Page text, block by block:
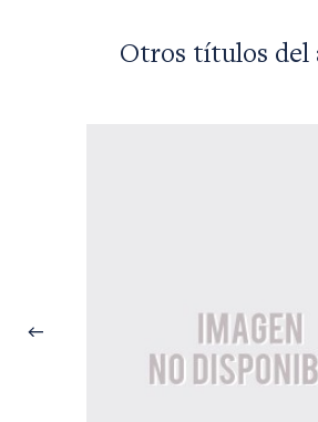
Otros títulos del